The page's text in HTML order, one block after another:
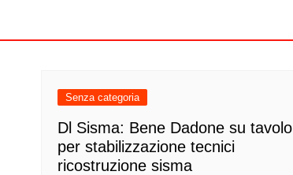
Senza categoria
Dl Sisma: Bene Dadone su tavolo
per stabilizzazione tecnici
ricostruzione sisma